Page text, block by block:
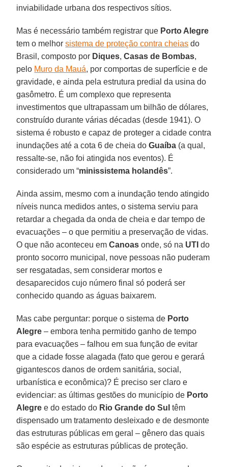
inviabilidade urbana dos respectivos sítios.
Mas é necessário também registrar que Porto Alegre
tem o melhorsistema de proteção contra cheias do
Brasil, composto por Diques, Casas de Bombas,
pelo Muro da Mauá, por comportas de superfície e de
gravidade, e ainda pela estrutura predial da usina do
gasômetro. É um complexo que representa
investimentos que ultrapassam um bilhão de dólares,
construído durante várias décadas (desde 1941). O
sistema é robusto e capaz de proteger a cidade contra
inundações até a cota 6 de cheia doGuaíba (a qual,
ressalte-se, não foi atingida nos eventos). É
considerado um “minissistema holandês”.
Ainda assim, mesmo com a inundação tendo atingido
níveis nunca medidos antes, o sistema serviu para
retardar a chegada da onda de cheia e dar tempo de
evacuações – o que permitiu a preservação de vidas.
O que não aconteceu emCanoas onde, só na UTI do
pronto socorro municipal, nove pessoas não puderam
ser resgatadas, sem considerar mortos e
desaparecidos cujo número final só poderá ser
conhecido quando as águas baixarem.
Mas cabe perguntar: porque o sistema de Porto
Alegre – embora tenha permitido ganho de tempo
para evacuações – falhou em sua função de evitar
que a cidade fosse alagada (fato que gerou e gerará
gigantescos danos de ordem sanitária, social,
urbanística e econômica)? É preciso ser claro e
evidenciar: as últimas gestões do município de Porto
Alegre e do estado do Rio Grande do Sul têm
dispensado um tratamento desleixado e de desmonte
das estruturas públicas em geral – gênero das quais
são espécie as estruturas públicas de proteção.